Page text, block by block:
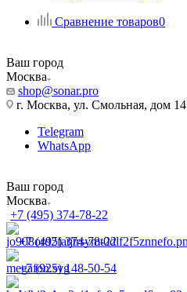
Сравнение товаров0
Ваш город
Москва
shop@sonar.pro
г. Москва, ул. Смольная, дом 14
Telegram
WhatsApp
Ваш город
Москва
+7 (495) 374-78-22
+7 (495) 374-78-22
+7 (925) 148-50-54